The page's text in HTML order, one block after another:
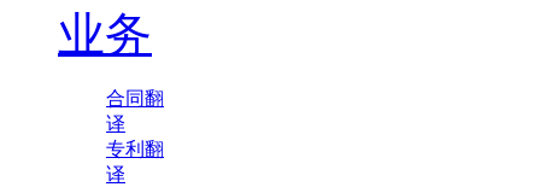
业务
合同翻
译
专利翻
译